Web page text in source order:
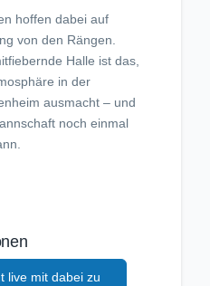
hoffen dabei auf
von den Rängen.
Halle ist das,
in der
ausmacht – und
noch einmal
live mit dabei zu